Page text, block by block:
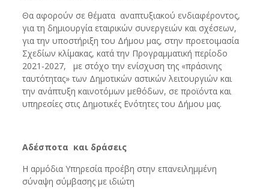
Θα αφορούν σε θέματα αναπτυξιακού ενδιαφέροντος,
για τη δημιουργία εταιρικών συνεργειών και σχέσεων,
για την υποστήριξη του Δήμου μας, στην προετοιμασία
Σχεδίων κλίμακας, κατά την Προγραμματική περίοδο
2021-2027, με στόχο την ενίσχυση της «πράσινης
ταυτότητας» των Δημοτικών αστικών λειτουργιών και
την ανάπτυξη καινοτόμων μεθόδων, σε προϊόντα και
υπηρεσίες στις Δημοτικές Ενότητες του Δήμου μας.
Αδέσποτα και δράσεις
Η αρμόδια Υπηρεσία προέβη στην επανειλημμένη
σύναψη σύμβασης με ιδιώτη